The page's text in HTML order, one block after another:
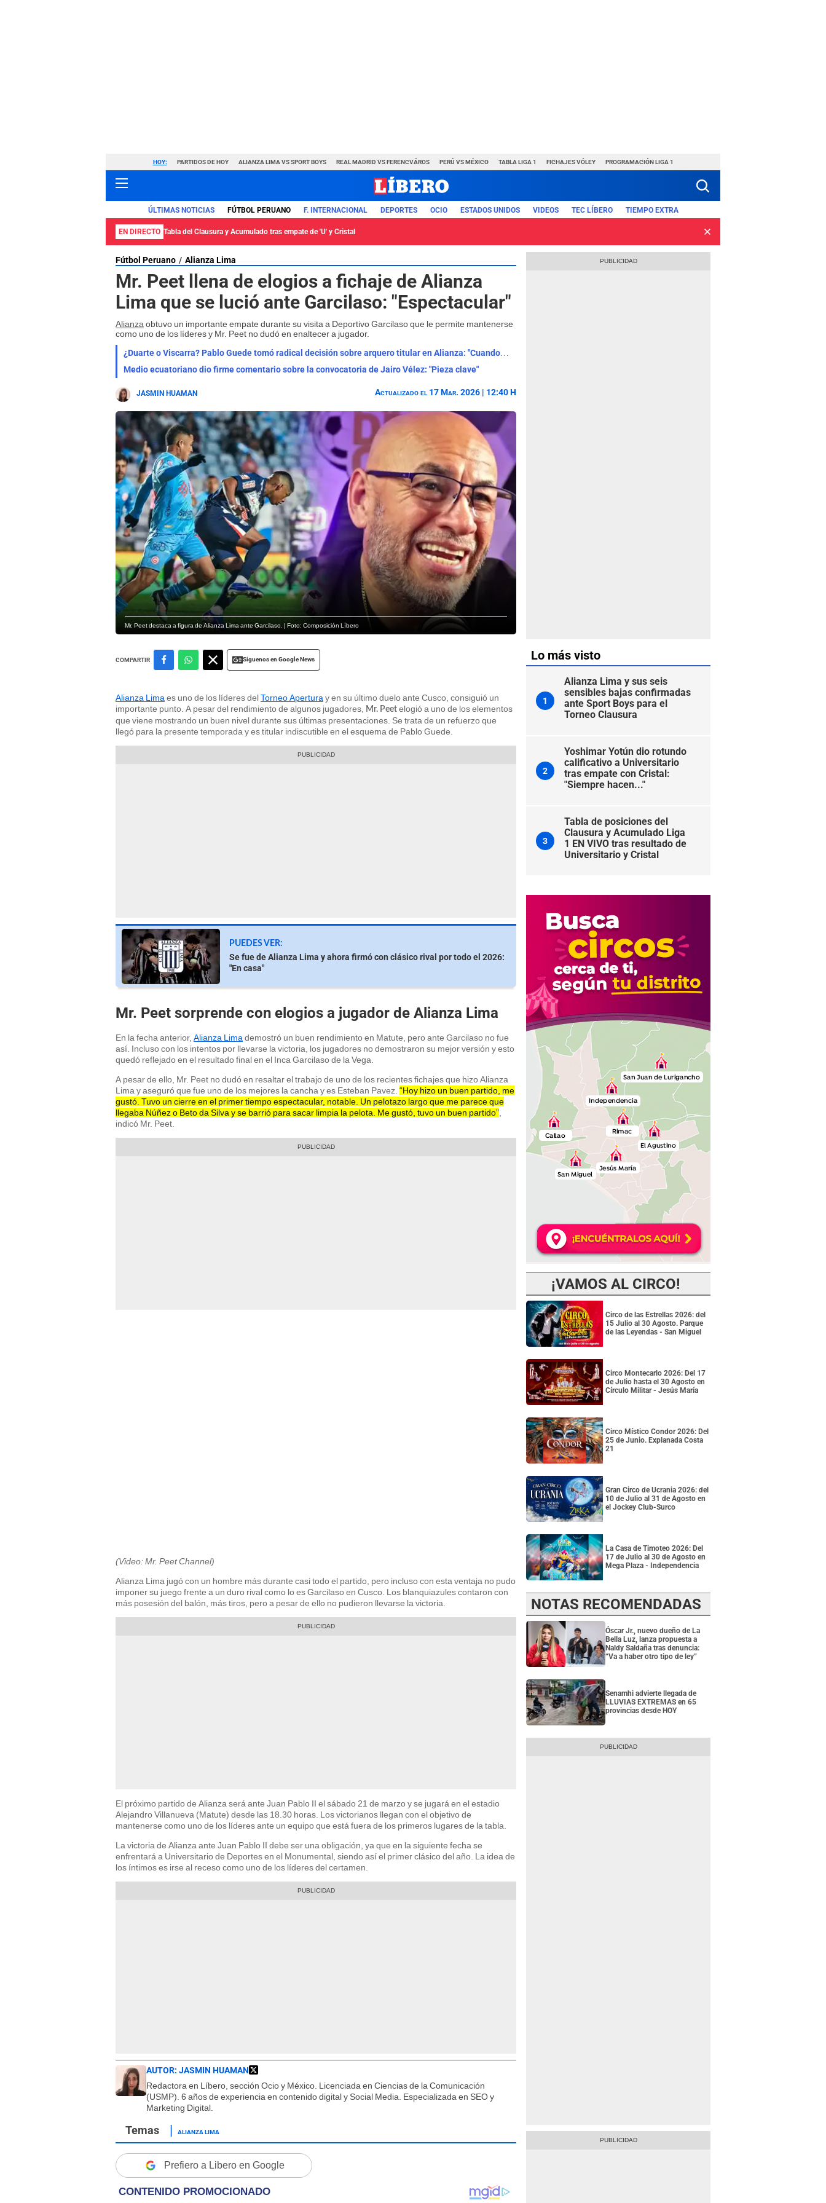
HOY: PARTIDOS DE HOY ALIANZA LIMA VS SPORT BOYS REAL MADRID VS FERENCVÁROS PERÚ VS MÉXICO TABLA LIGA 1 FICHAJES VÓLEY PROGRAMACIÓN LIGA 1
ÚLTIMAS NOTICIAS FÚTBOL PERUANO F. INTERNACIONAL DEPORTES OCIO ESTADOS UNIDOS VIDEOS TEC LÍBERO TIEMPO EXTRA
EN DIRECTO Tabla del Clausura y Acumulado tras empate de 'U' y Cristal
Fútbol Peruano Alianza Lima
Mr. Peet llena de elogios a fichaje de Alianza
Lima que se lució ante Garcilaso: "Espectacular"
Alianza obtuvo un importante empate durante su visita a Deportivo Garcilaso que le permite mantenerse
como uno de los líderes y Mr. Peet no dudó en enaltecer a jugador.
¿Duarte o Viscarra? Pablo Guede tomó radical decisión sobre arquero titular en Alianza: "Cuando regrese..."
Medio ecuatoriano dio firme comentario sobre la convocatoria de Jairo Vélez: "Pieza clave"
JASMIN HUAMAN Actualizado el 17 Mar. 2026 | 12:40 H
Mr. Peet destaca a figura de Alianza Lima ante Garcilaso. | Foto: Composición Líbero
COMPARTIR Siguenos en Google News
Alianza Lima es uno de los líderes delTorneo Apertura y en su último duelo ante Cusco, consiguió un
importante punto. A pesar del rendimiento de algunos jugadores,
Mr. Peet elogió a uno de los elementos
que viene mostrando un buen nivel durante sus últimas presentaciones. Se trata de un refuerzo que
llegó para la presente temporada y es titular indiscutible en el esquema de Pablo Guede.
PUEDES VER:
Se fue de Alianza Lima y ahora firmó con clásico rival por todo el 2026:
"En casa"
Mr. Peet sorprende con elogios a jugador de Alianza Lima
En la fecha anterior, Alianza Limademostró un buen rendimiento en Matute, pero ante Garcilaso no fue
así. Incluso con los intentos por llevarse la victoria, los jugadores no demostraron su mejor versión y esto
quedó reflejado en el resultado final en el Inca Garcilaso de la Vega.
A pesar de ello, Mr. Peet no dudó en resaltar el trabajo de uno de los recientes fichajes que hizo Alianza
Lima y aseguró que fue uno de los mejores la cancha y es Esteban Pavez. “Hoy hizo un buen partido, me
gustó. Tuvo un cierre en el primer tiempo espectacular, notable. Un pelotazo largo que me parece que
llegaba Núñez o Beto da Silva y se barrió para sacar limpia la pelota. Me gustó, tuvo un buen partido”,
indicó Mr. Peet.
(Video: Mr. Peet Channel)
Alianza Lima jugó con un hombre más durante casi todo el partido, pero incluso con esta ventaja no pudo
imponer su juego frente a un duro rival como lo es Garcilaso en Cusco. Los blanquiazules contaron con
más posesión del balón, más tiros, pero a pesar de ello no pudieron llevarse la victoria.
El próximo partido de Alianza será ante Juan Pablo II el sábado 21 de marzo y se jugará en el estadio
Alejandro Villanueva (Matute) desde las 18.30 horas. Los victorianos llegan con el objetivo de
mantenerse como uno de los líderes ante un equipo que está fuera de los primeros lugares de la tabla.
La victoria de Alianza ante Juan Pablo II debe ser una obligación, ya que en la siguiente fecha se
enfrentará a Universitario de Deportes en el Monumental, siendo así el primer clásico del año. La idea de
los íntimos es irse al receso como uno de los líderes del certamen.
AUTOR: JASMIN HUAMAN
Redactora en Líbero, sección Ocio y México. Licenciada en Ciencias de la Comunicación
(USMP). 6 años de experiencia en contenido digital y Social Media. Especializada en SEO y
Marketing Digital.
ALIANZA LIMA
Prefiero a Libero en Google
Lo más visto
1
Alianza Lima y sus seis
sensibles bajas confirmadas
ante Sport Boys para el
Torneo Clausura
2
Yoshimar Yotún dio rotundo
calificativo a Universitario
tras empate con Cristal:
"Siempre hacen..."
3
Tabla de posiciones del
Clausura y Acumulado Liga
1 EN VIVO tras resultado de
Universitario y Cristal
¡VAMOS AL CIRCO!
Circo de las Estrellas 2026: del
15 Julio al 30 Agosto. Parque
de las Leyendas - San Miguel
Circo Montecarlo 2026: Del 17
de Julio hasta el 30 Agosto en
Círculo Militar - Jesús María
Circo Místico Condor 2026: Del
25 de Junio. Explanada Costa
21
Gran Circo de Ucrania 2026: del
10 de Julio al 31 de Agosto en
el Jockey Club-Surco
La Casa de Timoteo 2026: Del
17 de Julio al 30 de Agosto en
Mega Plaza - Independencia
NOTAS RECOMENDADAS
Óscar Jr., nuevo dueño de La
Bella Luz, lanza propuesta a
Naldy Saldaña tras denuncia:
“Va a haber otro tipo de ley”
Senamhi advierte llegada de
LLUVIAS EXTREMAS en 65
provincias desde HOY